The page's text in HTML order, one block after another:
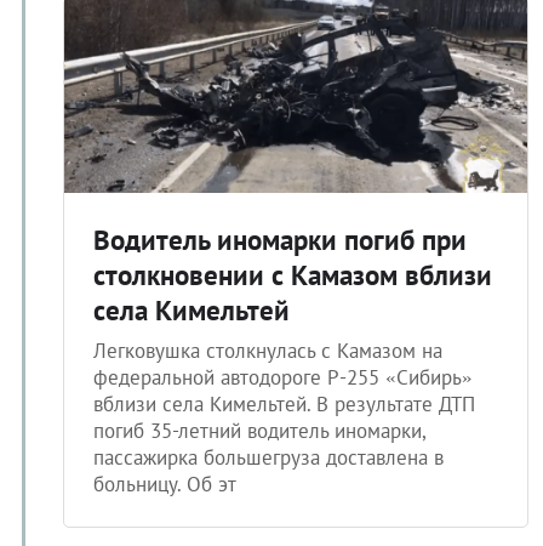
Водитель иномарки погиб при
столкновении с Камазом вблизи
села Кимельтей
Легковушка столкнулась с Камазом на
федеральной автодороге Р-255 «Сибирь»
вблизи села Кимельтей. В результате ДТП
погиб 35-летний водитель иномарки,
пассажирка большегруза доставлена в
больницу. Об эт